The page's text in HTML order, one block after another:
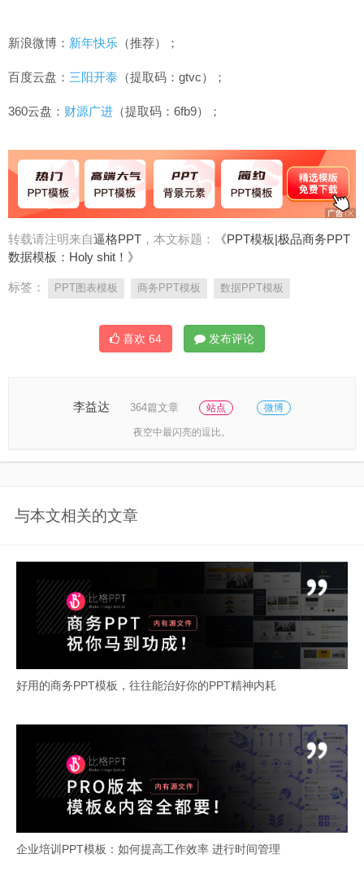
新浪微博： 新年快乐 （推荐）；
百度云盘： 三阳开泰 （提取码：gtvc）；
360云盘： 财源广进 （提取码：6fb9）；
转载请注明来自逼格PPT ，本文标题：
《PPT模板|极品商务PPT
数据模板：Holy shit！》
标签： PPT图表模板 商务PPT模板 数据PPT模板
喜欢 64 发布评论
李益达 364篇文章 站点 微博
夜空中最闪亮的逗比。
与本文相关的文章
好用的商务PPT模板，往往能治好你的PPT精神内耗
企业培训PPT模板：如何提高工作效率 进行时间管理